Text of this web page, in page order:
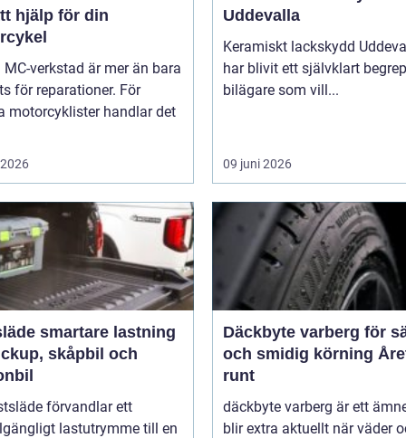
hjälp för din
MC-verkstad är mer än bara
för reparationer. För
motorcyklister handlar det
Uddevalla
Keramiskt lackskydd
har blivit ett självklart
bilägare som vill...
09 juni 2026
lastning
skåpbil och
förvandlar ett
lastutrymme till en
Däckbyte varberg för
och smidig körning
runt
däckbyte varberg är ett
blir extra aktuellt när väder